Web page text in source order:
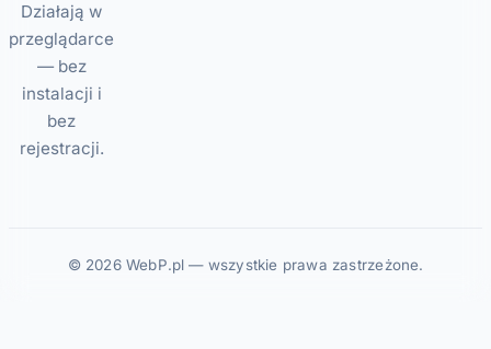
Działają w
przeglądarce
— bez
instalacji i
bez
rejestracji.
© 2026 WebP.pl — wszystkie prawa zastrzeżone.